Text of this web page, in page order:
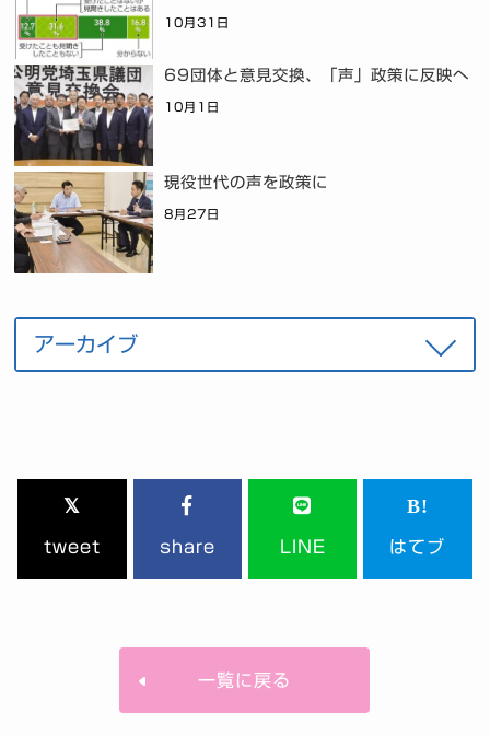
10月31日
69団体と意見交換、「声」政策に反映へ
10月1日
現役世代の声を政策に
8月27日
tweet share LINE はてブ
一覧に戻る